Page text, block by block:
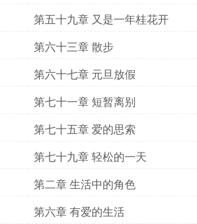
第五十九章 又是一年桂花开
第六十三章 散步
第六十七章 元旦放假
第七十一章 短暂离别
第七十五章 爱的思索
第七十九章 轻松的一天
第二章 生活中的角色
第六章 有爱的生活